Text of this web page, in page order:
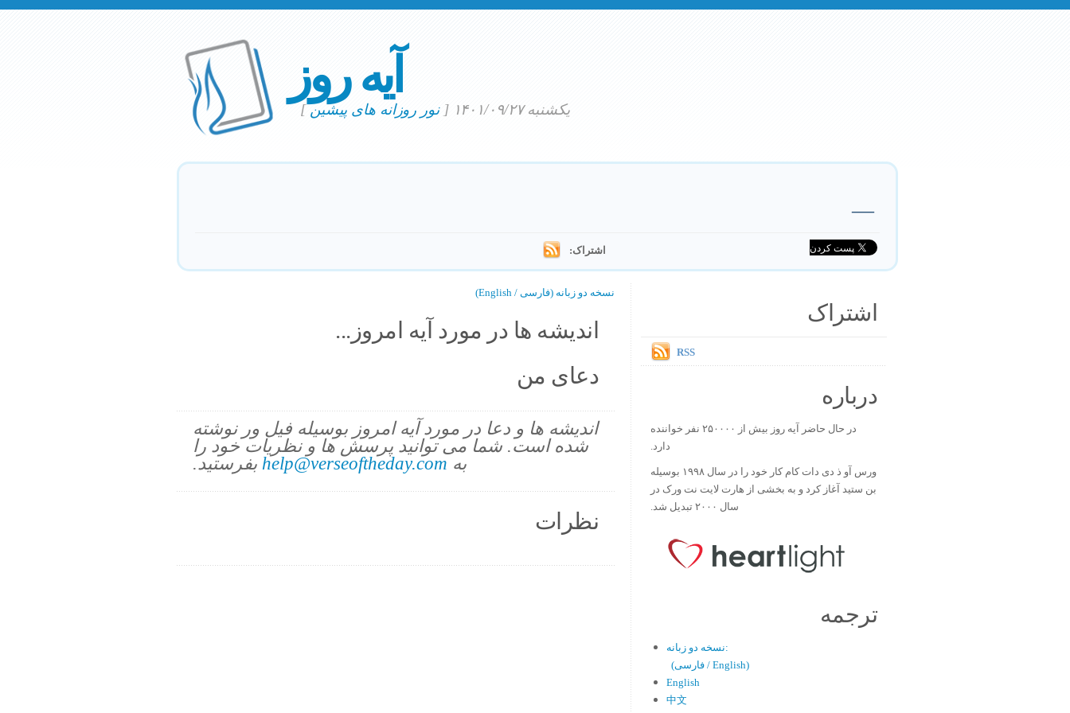
آیه روز
یکشنبه ۱۴۰۱/۰۹/۲۷ [نور روزانه های پیشین]
—
اشتراک:
نسخه دو زبانه (فارسی / English)
اندیشه ها در مورد آیه امروز...
دعای من
اندیشه ها و دعا در مورد آیه امروز بوسیله فیل ور نوشته
شده است. شما می توانید پرسش ها و نظریات خود را
بهhelp@verseoftheday.com بفرستید.
نظرات
اشتراک
RSS
درباره
در حال حاضر آیه روز بیش از ۲۵۰۰۰۰ نفر خواننده
دارد.
ورس آو ذ دی دات کام کار خود را در سال ۱۹۹۸ بوسیله
بن ستید آغاز کرد و به بخشی از هارت لایت نت ورک در
سال ۲۰۰۰ تبدیل شد.
ترجمه
نسخه دو زبانه:
(فارسی / English)
English
中文